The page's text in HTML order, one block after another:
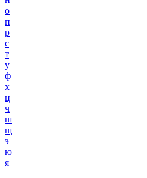
о
п
р
с
т
у
ф
х
ц
ч
ш
щ
э
ю
я